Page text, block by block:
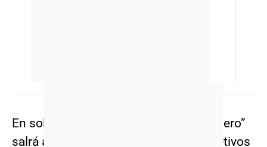
En solo cuatro días, el “Romántico Viajero”
salrá a intentar quedarse con dos objetivos